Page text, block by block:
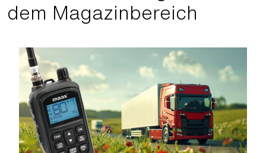
dem Magazinbereich